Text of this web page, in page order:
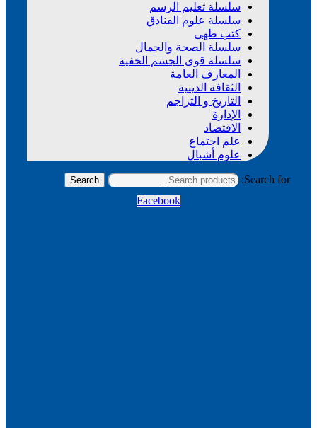
سلسلة تعليم الرسم
سلسلة علوم الفنادق
كتب طهى
سلسلة الصحة والجمال
سلسلة قوى الجسم الخفية
المعارف العامة
الثقافة الدينية
التاريخ و التراجم
الإدارة
الاقتصاد
علم اجتماع
علوم أشبال
Search for:
Search
Facebook